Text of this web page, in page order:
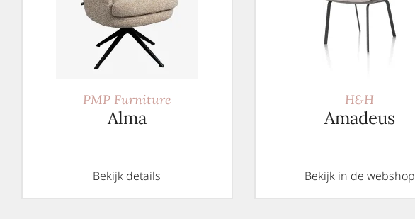
PMP Furniture
Alma
Bekijk details
H&H
Amadeus
Bekijk in de webshop